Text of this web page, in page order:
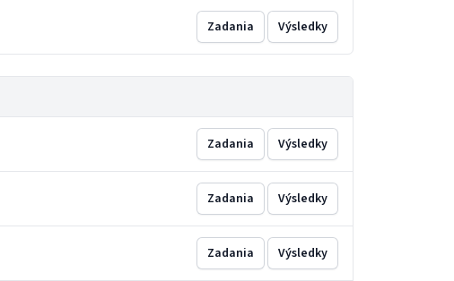
Zadania Výsledky
Zadania Výsledky
Zadania Výsledky
Zadania Výsledky